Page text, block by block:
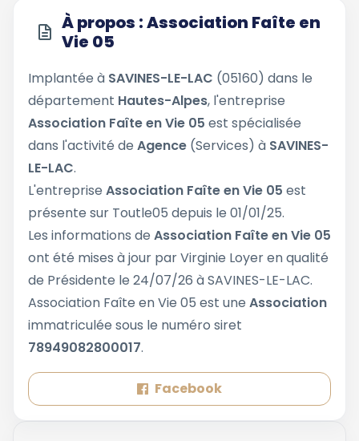
À propos : Association Faîte en
Vie 05
Implantée à SAVINES-LE-LAC (05160) dans le
département Hautes-Alpes, l'entreprise
Association Faîte en Vie 05 est spécialisée
dans l'activité de Agence (Services) à SAVINES-
LE-LAC.
L'entreprise Association Faîte en Vie 05 est
présente sur Toutle05 depuis le 01/01/25.
Les informations de Association Faîte en Vie 05
ont été mises à jour par Virginie Loyer en qualité
de Présidente le 24/07/26 à SAVINES-LE-LAC.
Association Faîte en Vie 05 est une Association
immatriculée sous le numéro siret
78949082800017.
Facebook